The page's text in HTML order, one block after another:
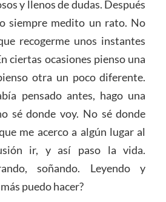
y llenos de dudas. Después
siempre medito un rato. No
recogerme unos instantes
ciertas ocasiones pienso una
otra un poco diferente.
pensado antes, hago una
sé donde voy. No sé donde
me acerco a algún lugar al
ir, y así paso la vida.
soñando. Leyendo y
puedo hacer?